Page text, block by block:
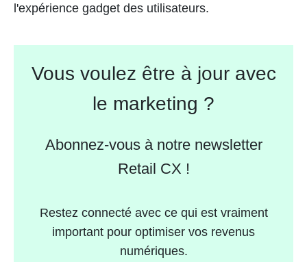
l'expérience gadget des utilisateurs.
Vous voulez être à jour avec
le marketing ?
Abonnez-vous à notre newsletter
Retail CX !
Restez connecté avec ce qui est vraiment
important pour optimiser vos revenus
numériques.